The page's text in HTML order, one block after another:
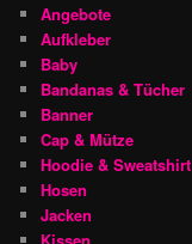
Angebote
Aufkleber
Baby
Bandanas & Tücher
Banner
Cap & Mütze
Hoodie & Sweatshirt
Hosen
Jacken